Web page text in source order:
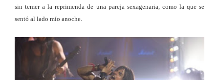
sin temer a la reprimenda de una pareja sexagenaria, como la que se
sentó al lado mío anoche.